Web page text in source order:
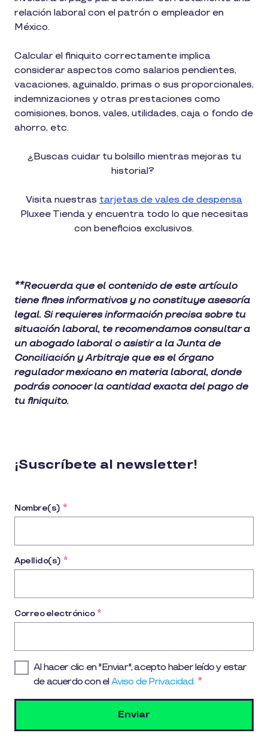
relación laboral con el patrón o empleador en
México.
Calcular el finiquito correctamente implica
considerar aspectos como salarios pendientes,
vacaciones, aguinaldo, primas o sus proporcionales,
indemnizaciones y otras prestaciones como
comisiones, bonos, vales, utilidades, caja o fondo de
ahorro, etc.
¿Buscas cuidar tu bolsillo mientras mejoras tu
historial?
Visita nuestras tarjetas de vales de despensa
Pluxee Tienda y encuentra todo lo que necesitas
con beneficios exclusivos.
**Recuerda que el contenido de este artículo
tiene fines informativos y no constituye asesoría
legal. Si requieres información precisa sobre tu
situación laboral, te recomendamos consultar a
un abogado laboral o asistir a la Junta de
Conciliación y Arbitraje que es el órgano
regulador mexicano en materia laboral, donde
podrás conocer la cantidad exacta del pago de
tu finiquito.
¡Suscríbete al newsletter!
Nombre(s) *
Apellido(s) *
Correo electrónico *
Al hacer clic en "Enviar", acepto haber leído y estar
de acuerdo con elAviso de Privacidad. *